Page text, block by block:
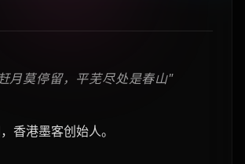
月莫停留，平芜尽处是春山"
香港墨客创始人。